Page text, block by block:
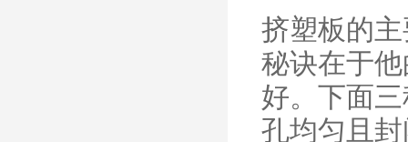
挤塑板的
秘诀在于
好。下面
孔均匀且